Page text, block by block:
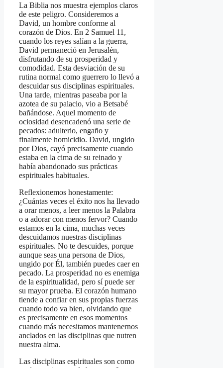
La Biblia nos muestra ejemplos claros
de este peligro. Consideremos a
David, un hombre conforme al
corazón de Dios. En 2 Samuel 11,
cuando los reyes salían a la guerra,
David permaneció en Jerusalén,
disfrutando de su prosperidad y
comodidad. Esta desviación de su
rutina normal como guerrero lo llevó a
descuidar sus disciplinas espirituales.
Una tarde, mientras paseaba por la
azotea de su palacio, vio a Betsabé
bañándose. Aquel momento de
ociosidad desencadenó una serie de
pecados: adulterio, engaño y
finalmente homicidio. David, ungido
por Dios, cayó precisamente cuando
estaba en la cima de su reinado y
había abandonado sus prácticas
espirituales habituales.
Reflexionemos honestamente:
¿Cuántas veces el éxito nos ha llevado
a orar menos, a leer menos la Palabra
o a adorar con menos fervor? Cuando
estamos en la cima, muchas veces
descuidamos nuestras disciplinas
espirituales. No te descuides, porque
aunque seas una persona de Dios,
ungido por Él, también puedes caer en
pecado. La prosperidad no es enemiga
de la espiritualidad, pero sí puede ser
su mayor prueba. El corazón humano
tiende a confiar en sus propias fuerzas
cuando todo va bien, olvidando que
es precisamente en esos momentos
cuando más necesitamos mantenernos
anclados en las disciplinas que nutren
nuestra alma.
Las disciplinas espirituales son como